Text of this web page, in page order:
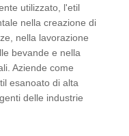
utilizzato, l'etil
nella creazione di
nella lavorazione
bevande e nella
Aziende come
esanoato di alta
delle industrie